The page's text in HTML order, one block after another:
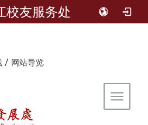
校友服务处
/ 网站导览
Toggle